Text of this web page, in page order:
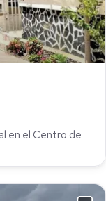
en el Centro de